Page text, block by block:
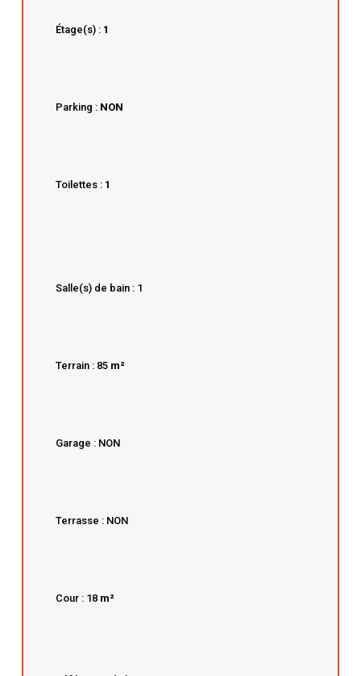
Étage(s) : 1
Parking : NON
Toilettes : 1
Salle(s) de bain : 1
Terrain : 85 m²
Garage : NON
Terrasse : NON
Cour : 18 m²